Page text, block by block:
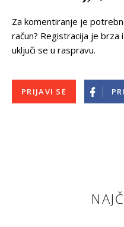
Za komentiranje je
račun? Registracija je
uključi se u raspravu.
PRIJAVI SE